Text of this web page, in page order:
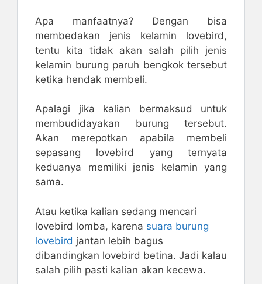
Apa manfaatnya? Dengan bisa
membedakan jenis kelamin lovebird,
tentu kita tidak akan salah pilih jenis
kelamin burung paruh bengkok tersebut
ketika hendak membeli.
Apalagi jika kalian bermaksud untuk
membudidayakan burung tersebut.
Akan merepotkan apabila membeli
sepasang lovebird yang ternyata
keduanya memiliki jenis kelamin yang
sama.
Atau ketika kalian sedang mencari
lovebird lomba, karena suara burung
lovebird jantan lebih bagus
dibandingkan lovebird betina. Jadi kalau
salah pilih pasti kalian akan kecewa.